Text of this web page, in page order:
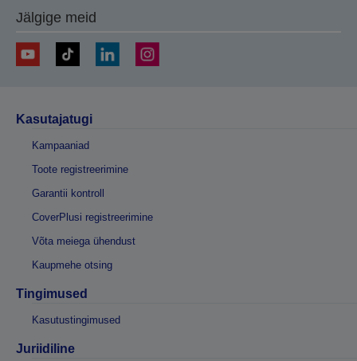
Jälgige meid
Kasutajatugi
Kampaaniad
Toote registreerimine
Garantii kontroll
CoverPlusi registreerimine
Võta meiega ühendust
Kaupmehe otsing
Tingimused
Kasutustingimused
Juriidiline